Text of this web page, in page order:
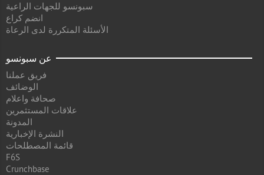
سبونسو للجهات الراعية
انضم كراع
الأسئلة المتكررة لدى الرعاة
عن سبونسو
فريق عملنا
الوضائف
صحافة واعلام
علاقات المستثمرين
المدونة
النشرة الإخبارية
قائمة المصطلحات
F6S
Crunchbase